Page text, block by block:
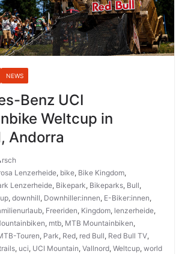
NEWS
Benz UCI
Weltcup in
Andorra
rsch
Lenzerheide, bike, Bike Kingdom,
Lenzerheide, Bikepark, Bikeparks, Bull,
, downhill, Downhiller:innen, E-Biker:innen,
, Freeriden, Kingdom, lenzerheide,
, mtb, MTB Mountainbiken,
Touren, Park, Red, red Bull, Red Bull TV,
, uci, UCI Mountain, Vallnord, Weltcup, world